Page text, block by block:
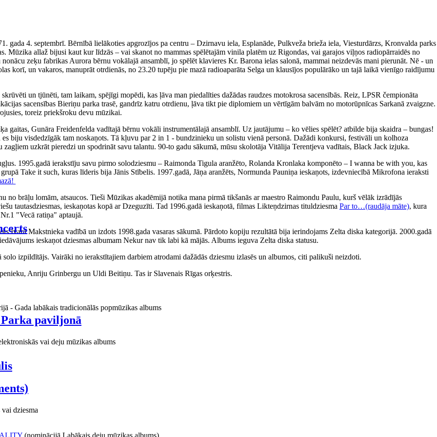
paviljonā
gada 4. septembrī. Bērnībā lielākoties apgrozījos pa centru – Dzirnavu iela, Esplanāde, Pulkveža brieža iela, Viesturdārzs, Kronvalda parks
Mūzika allaž bijusi kaut kur līdzās – vai skanot no mammas spēlētajām vinila platēm uz Rigondas, vai garajos viļņos radiopārraidēs no
zeķu fabrikas Aurora bērnu vokālajā ansamblī, jo spēlēt klavieres Kr. Barona ielas salonā, mammai neizdevās mani pierunāt. Nē - un
korī, un vakaros, manuprāt otrdienās, no 23.20 tupēju pie mazā radioaparāta Selga un klausījos populārāko un tajā laikā vienīgo raidījumu
un tjūnēti, tam laikam, spējīgi mopēdi, kas ļāva man piedalīties dažādas raudzes motokrosa sacensībās. Reiz, LPSR čempionāta
sacensības Bieriņu parka trasē, gandrīz katru otrdienu, ļāva tikt pie diplomiem un vērtīgām balvām no motorūpnīcas Sarkanā zvaigzne.
toreiz priekšroku devu mūzikai.
gaitas, Gunāra Freidenfelda vadītajā bērnu vokāli instrumentālajā ansamblī. Uz jautājumu – ko vēlies spēlēt? atbilde bija skaidra – bungas!
biju visdedzīgāk tam noskaņots. Tā kļuvu par 2 in 1 - bundzinieku un solistu vienā personā. Dažādi konkursi, festivāli un kolhoza
uzkrāt pieredzi un spodrināt savu talantu. 90-to gadu sākumā, mūsu skolotāja Vitālija Terentjeva vadītais, Black Jack izjuka.
1995.gadā ierakstīju savu pirmo solodziesmu – Raimonda Tigula aranžēto, Rolanda Kronlaka komponēto – I wanna be with you, kas
Take it such, kuras līderis bija Jānis Stībelis. 1997.gadā, Jāņa aranžēts, Normunda Pauniņa ieskaņots, izdevniecībā Mikrofona ieraksti
brāļu lomām, atsaucos. Tieši Mūzikas akadēmijā notika mana pirmā tikšanās ar maestro Raimondu Paulu, kurš vēlāk izrādījās
tautasdziesmas, ieskaņotas kopā ar Dzeguzīti. Tad 1996.gadā ieskaņotā, filmas Likteņdzirnas tituldziesma Par to…(raudāja māte), kura
"Vecā ratiņa" aptaujā.
Ivara Makstnieka vadībā un izdots 1998.gada vasaras sākumā. Pārdoto kopiju rezultātā bija ierindojams Zelta diska kategorijā. 2000.gadā
ieskaņot dziesmas albumam Nekur nav tik labi kā mājās. Albums ieguva Zelta diska statusu.
izpildītājs. Vairāki no ierakstītajiem darbiem atrodami dažādās dziesmu izlasēs un albumos, citi palikuši neizdoti.
Anriju Grinbergu un Uldi Beitiņu. Tas ir Slavenais Rīgas orķestris.
- Gada labākais tradicionālās popmūzikas albums
vai deju mūzikas albums
dziesma
(nominācijā Labākais deju mūzikas albums)